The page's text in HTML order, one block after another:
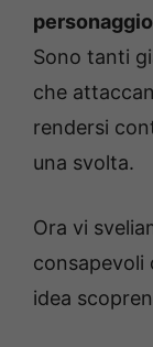
Sono tanti
che
rendersi
una svolta.
Ora vi
consapevoli
idea